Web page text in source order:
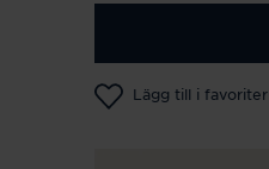
Lägg till i favoriter